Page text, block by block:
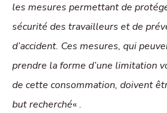
les mesures permettant de
sécurité des travailleurs et de
d’accident. Ces mesures, qui
prendre la forme d’une limitation
de cette consommation, doivent
but recherché« .